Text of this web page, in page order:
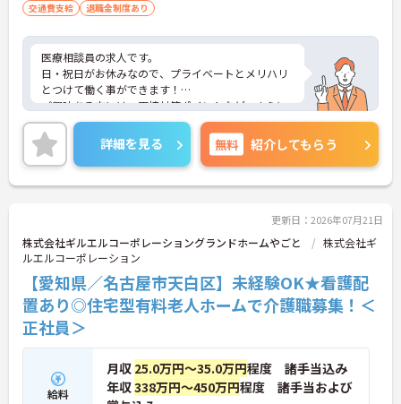
交通費支給
退職金制度あり
医療相談員の求人です。
日・祝日がお休みなので、プライベートとメリハリ
とつけて働く事ができます！
ご興味ある方には、面接対策ポイントなど、さらに
詳細をお話しいたしますのでお気軽にご相談くださ
い！
詳細を見る 無料 紹介してもらう
更新日：2026年07月21日
株式会社ギルエルコーポレーショングランドホームやごと
株式会社ギ
ルエルコーポレーション
【愛知県／名古屋市天白区】未経験OK★看護配
置あり◎住宅型有料老人ホームで介護職募集！＜
正社員＞
給料
月収 25.0万円～35.0万円程度 諸手当込み
年収338万円～450万円程度 諸手当および